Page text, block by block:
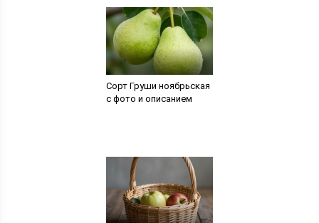
Сорт Груши ноябрьская
с фото и описанием